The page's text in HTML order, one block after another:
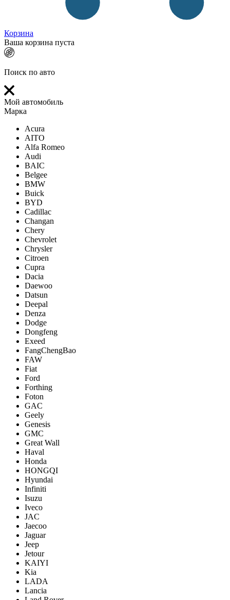
Корзина
Ваша корзина пуста
Поиск по авто
Мой автомобиль
Марка
Acura
AITO
Alfa Romeo
Audi
BAIC
Belgee
BMW
Buick
BYD
Cadillac
Changan
Chery
Chevrolet
Chrysler
Citroen
Cupra
Dacia
Daewoo
Datsun
Deepal
Denza
Dodge
Dongfeng
Exeed
FangChengBao
FAW
Fiat
Ford
Forthing
Foton
GAC
Geely
Genesis
GMC
Great Wall
Haval
Honda
HONGQI
Hyundai
Infiniti
Isuzu
Iveco
JAC
Jaecoo
Jaguar
Jeep
Jetour
KAIYI
Kia
LADA
Lancia